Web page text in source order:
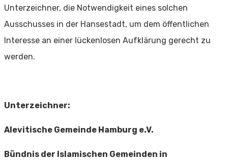
Unterzeichner, die Notwendigkeit eines solchen
Ausschusses in der Hansestadt, um dem öffentlichen
Interesse an einer lückenlosen Aufklärung gerecht zu
werden.
Unterzeichner:
Alevitische Gemeinde Hamburg e.V.
Bündnis der Islamischen Gemeinden in